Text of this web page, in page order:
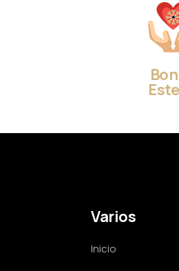
Varios
Inicio